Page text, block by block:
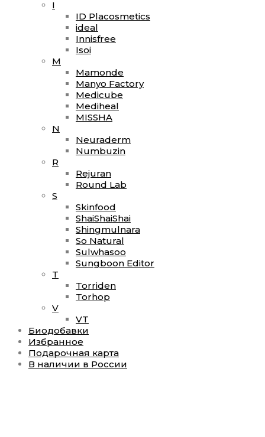
I
ID Placosmetics
ideal
Innisfree
Isoi
M
Mamonde
Manyo Factory
Medicube
Mediheal
MISSHA
N
Neuraderm
Numbuzin
R
Rejuran
Round Lab
S
Skinfood
ShaiShaiShai
Shingmulnara
So Natural
Sulwhasoo
Sungboon Editor
T
Torriden
Torhop
V
VT
Биодобавки
Избранное
Подарочная карта
В наличии в России